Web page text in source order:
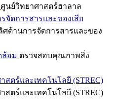
ศูนย์วิทยาศาสตร์ฮาลาล
จัดการสารและของเสีย
ศด้านการจัดการสารและของ
ล้อม ตรวจสอบคุณภาพสิ่ง
สตร์และเทคโนโลยี (STREC)
สตร์และเทคโนโลยี (STREC)